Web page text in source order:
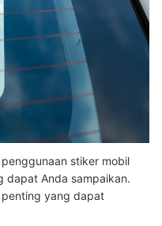
stiker mobil
dapat Anda sampaikan.
yang dapat